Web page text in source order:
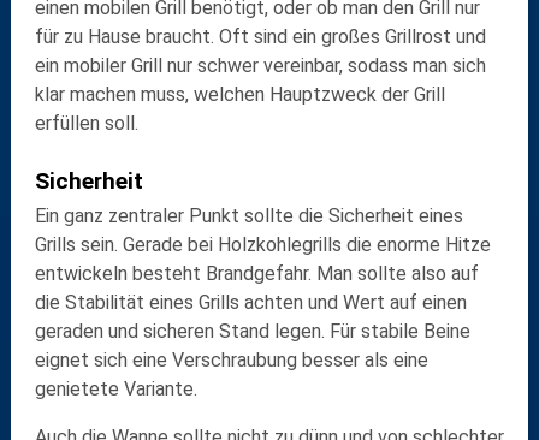
einen mobilen Grill benötigt, oder ob man den Grill nur
für zu Hause braucht. Oft sind ein großes Grillrost und
ein mobiler Grillnur schwer vereinbar, sodass man sich
klar machen muss, welchen Hauptzweck der Grill
erfüllen soll.
Sicherheit
Ein ganz zentraler Punkt sollte die Sicherheit eines
Grills sein. Gerade bei Holzkohlegrills die enorme Hitze
entwickeln besteht Brandgefahr. Man sollte also auf
die Stabilität eines Grills achten und Wert auf einen
geraden und sicheren Stand legen. Für stabile Beine
eignet sich eine Verschraubung besser als eine
genietete Variante.